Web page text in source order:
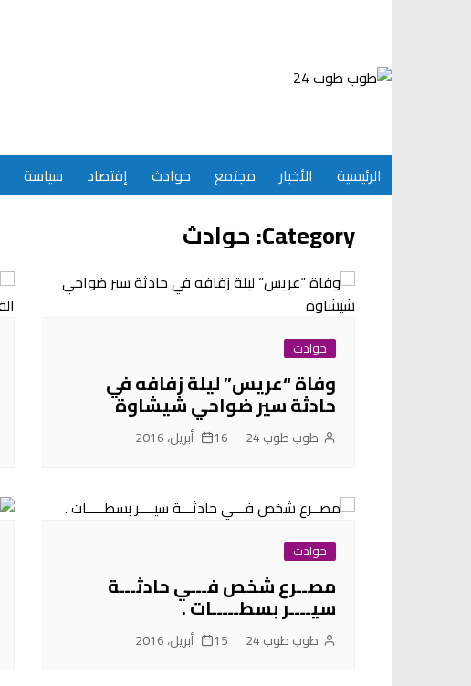
الرئيسية الأخبار مجتمع حوادث إقتصاد سياسة
Category: حوادث
حوادث
وفاة “عريس” ليلة زفافه في
حادثة سير ضواحي شيشاوة
طوب طوب 24 16 أبريل، 2016
حوادث
مصــرع شخص فـــي حادثـــة
سيــــر بسطـــــات .
طوب طوب 24 15 أبريل، 2016